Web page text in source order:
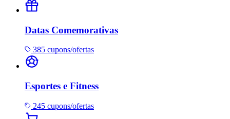
Datas Comemorativas
385 cupons/ofertas
Esportes e Fitness
245 cupons/ofertas